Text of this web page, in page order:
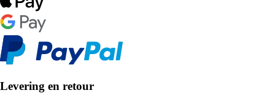
Levering en retour